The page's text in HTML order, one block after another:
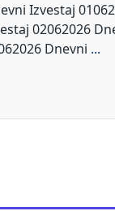
Izvestaj
02062026
Dnevni ...